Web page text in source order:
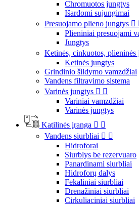
Chromuotos jungtys
Išardomi sujungimai
Presuojamo plieno jungtys 
Plieniniai presuojami
Jungtys
Ketinės, cinkuotos, plieninės
Ketinės jungtys
Grindinio šildymo vamzdžiai
Vandens filtravimo sistema
Varinės jungtys  
Variniai vamzdžiai
Varinės jungtys
Katilinės įranga  
Vandens siurbliai  
Hidroforai
Siurblys be rezervuaro
Panardinami siurbliai
Hidroforų dalys
Fekaliniai siurbliai
Drenažiniai siurbliai
Cirkuliaciniai siurbliai